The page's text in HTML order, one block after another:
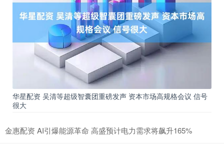
华星配资 吴清等超级智囊团重磅发声 资本市场高规格会议 信号
很大
金惠配资 AI引爆能源革命 高盛预计电力需求将飙升165%